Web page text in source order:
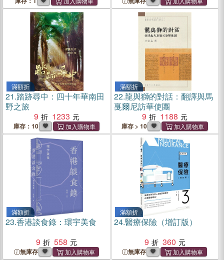
滿額折
21.踏跡尋中：四十年華南田
野之旅
9
1233
庫存：10
滿額折
22.龍與獅的對話：翻譯與馬
戛爾尼訪華使團
9
1188
庫存 > 10
滿額折
23.香港談食錄：環宇美食
9
558
無庫存
滿額折
24.醫療保險（增訂版）
9
360
無庫存